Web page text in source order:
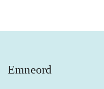
Emneord